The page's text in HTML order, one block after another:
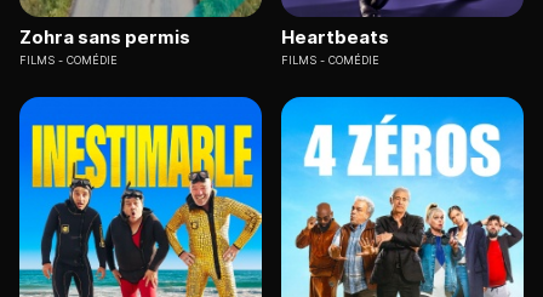
Zohra sans permis
FILMS COMÉDIE
Heartbeats
FILMS COMÉDIE